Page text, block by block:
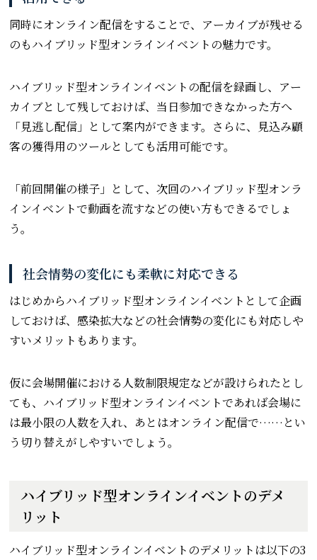
同時にオンライン配信をすることで、アーカイブが残せる
のもハイブリッド型オンラインイベントの魅力です。
ハイブリッド型オンラインイベントの配信を録画し、アー
カイブとして残しておけば、当日参加できなかった方へ
「見逃し配信」として案内ができます。さらに、見込み顧
客の獲得用のツールとしても活用可能です。
「前回開催の様子」として、次回のハイブリッド型オンラ
インイベントで動画を流すなどの使い方もできるでしょ
う。
社会情勢の変化にも柔軟に対応できる
はじめからハイブリッド型オンラインイベントとして企画
しておけば、感染拡大などの社会情勢の変化にも対応しや
すいメリットもあります。
仮に会場開催における人数制限規定などが設けられたとし
ても、ハイブリッド型オンラインイベントであれば会場に
は最小限の人数を入れ、あとはオンライン配信で……とい
う切り替えがしやすいでしょう。
ハイブリッド型オンラインイベントのデメ
リット
ハイブリッド型オンラインイベントのデメリットは以下の3